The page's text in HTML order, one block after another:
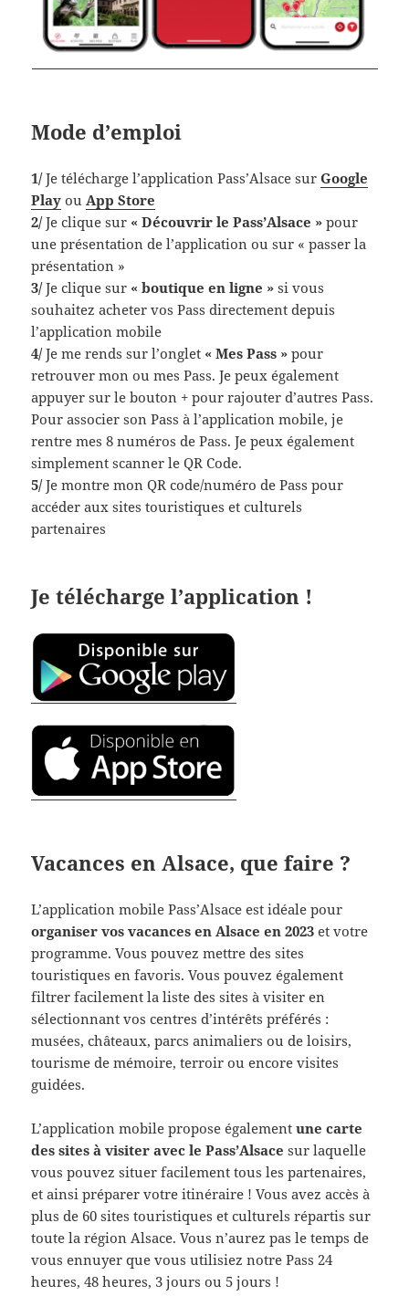
Mode d’emploi
1/Je télécharge l’application Pass’Alsace surGoogle
Play ou App Store
2/Je clique sur « Découvrir le Pass’Alsace » pour
une présentation de l’application ou sur « passer la
présentation »
3/Je clique sur « boutique en ligne » si vous
souhaitez acheter vos Pass directement depuis
l’application mobile
4/Je me rends sur l’onglet « Mes Pass » pour
retrouver mon ou mes Pass. Je peux également
appuyer sur le bouton + pour rajouter d’autres Pass.
Pour associer son Pass à l’application mobile, je
rentre mes 8 numéros de Pass. Je peux également
simplement scanner le QR Code.
5/Je montre mon QR code/numéro de Pass pour
accéder aux sites touristiques et culturels
partenaires
Je télécharge l’application !
Vacances en Alsace, que faire ?
L’application mobile Pass’Alsace est idéale pour
organiser vos vacances en Alsace en 2023 et votre
programme. Vous pouvez mettre des sites
touristiques en favoris. Vous pouvez également
filtrer facilement la liste des sites à visiter en
sélectionnant vos centres d’intérêts préférés :
musées, châteaux, parcs animaliers ou de loisirs,
tourisme de mémoire, terroir ou encore visites
guidées.
L’application mobile propose égalementune carte
des sites à visiter avec le Pass’Alsacesur laquelle
vous pouvez situer facilement tous les partenaires,
et ainsi préparer votre itinéraire ! Vous avez accès à
plus de 60 sites touristiques et culturels répartis sur
toute la région Alsace. Vous n’aurez pas le temps de
vous ennuyer que vous utilisiez notre Pass 24
heures, 48 heures, 3 jours ou 5 jours !